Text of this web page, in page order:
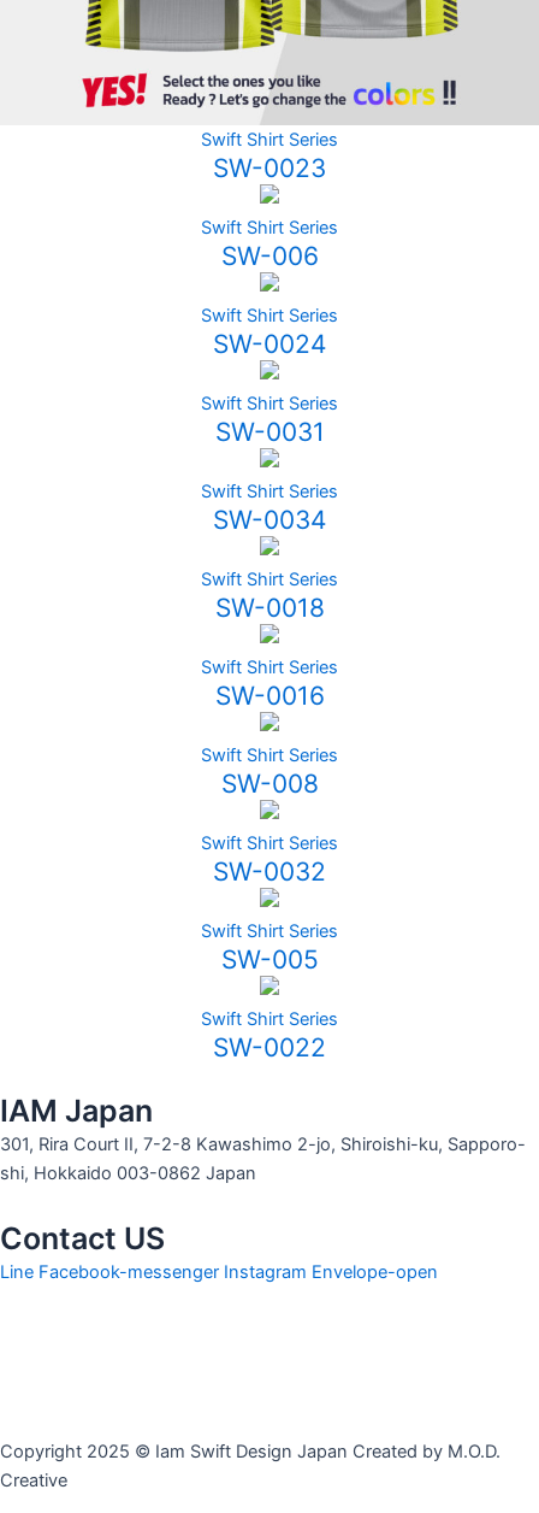
Swift Shirt Series
SW-0023
Swift Shirt Series
SW-006
Swift Shirt Series
SW-0024
Swift Shirt Series
SW-0031
Swift Shirt Series
SW-0034
Swift Shirt Series
SW-0018
Swift Shirt Series
SW-0016
Swift Shirt Series
SW-008
Swift Shirt Series
SW-0032
Swift Shirt Series
SW-005
Swift Shirt Series
SW-0022
IAM Japan
301, Rira Court II, 7-2-8 Kawashimo 2-jo, Shiroishi-ku, Sapporo-
shi, Hokkaido 003-0862 Japan
Contact US
Line Facebook-messenger Instagram Envelope-open
Copyright 2025 © Iam Swift Design Japan Created by M.O.D.
Creative